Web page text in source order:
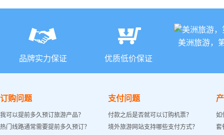
品牌实力保证 优质低价保证
美洲旅游，
订购问题
我可以提前多久预订旅游产品？
热门线路通常需要提前多久预订？
支付问题
付款之后是否就可以订购机票？
境外旅游网站支持哪些支付方式？
如
套